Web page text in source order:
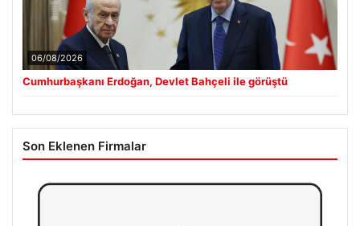
06/08/2026
Cumhurbaşkanı Erdoğan, Devlet Bahçeli ile görüştü
Son Eklenen Firmalar